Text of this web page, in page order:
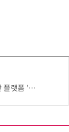
세이' 개발